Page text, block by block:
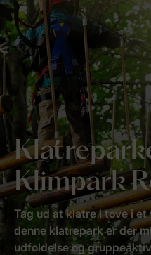
Klimpark
Tag ud at klatre i tove i
denne klatrepark er der
udfoldelse og